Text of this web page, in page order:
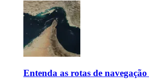
Entenda as rotas de